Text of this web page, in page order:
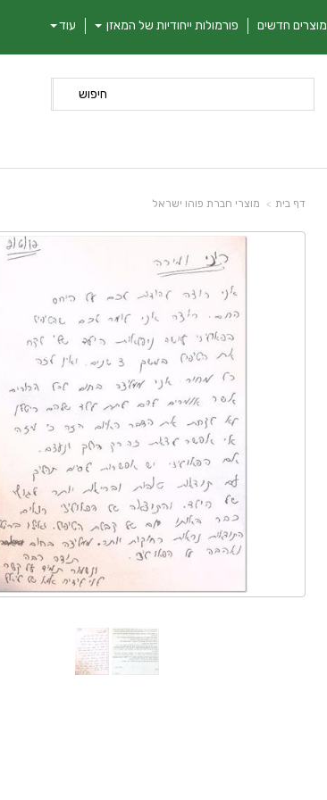
מוצרים חדשים פורמולות ייחודיות של המאזן עוד
חיפוש
דף בית מוצרי חברת פוהו ישראל